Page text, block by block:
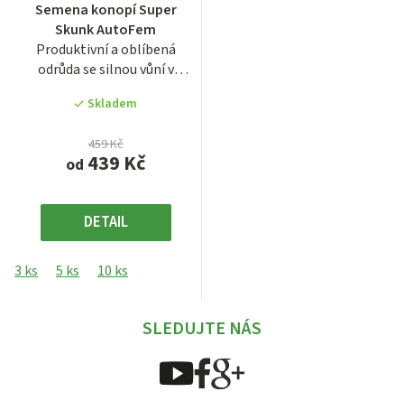
Semena konopí Super
Skunk AutoFem
Produktivní a oblíbená
odrůda se silnou vůní v
názvem...
hodnocení
produktu
je
4,3
z
hvězdiček.
Skladem
od 439 Kč
459 Kč
DETAIL
3 ks 5 ks 10 ks
SLEDUJTE NÁS